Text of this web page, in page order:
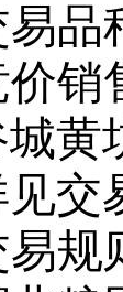
品
销
黄
交
规